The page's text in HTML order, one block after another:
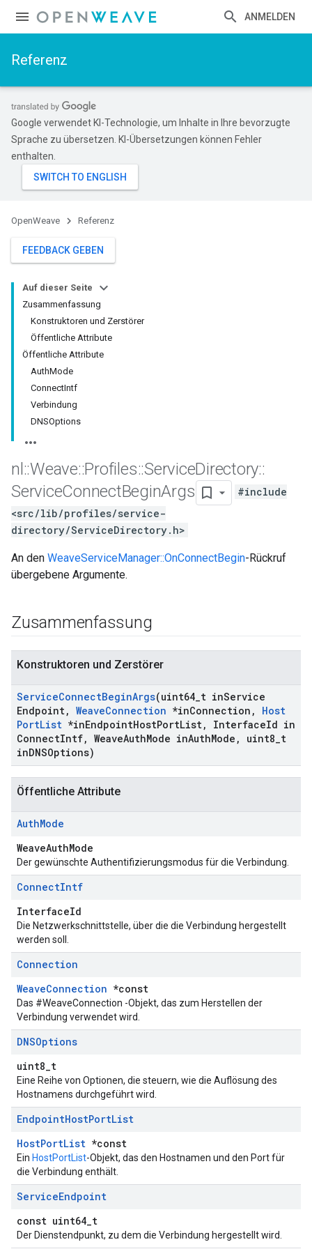
ANMELDEN
Referenz
Google verwendet KI-Technologie, um Inhalte in Ihre bevorzugte
Sprache zu übersetzen. KI-Übersetzungen können Fehler
enthalten.
OpenWeave Referenz
FEEDBACK GEBEN
Auf dieser Seite
Zusammenfassung
Konstruktoren und Zerstörer
Öffentliche Attribute
Öffentliche Attribute
AuthMode
ConnectIntf
Verbindung
DNSOptions
nl ::Weave::Profiles::ServiceDirectory::
ServiceConnectBeginArgs
#include
<src/lib/profiles/service-
directory/ServiceDirectory.h>
An den WeaveServiceManager::OnConnectBegin-Rückruf
übergebene Argumente.
Zusammenfassung
Konstruktoren und Zerstörer
ServiceConnectBeginArgs(uint64 t inService
Endpoint, WeaveConnection *inConnection ,
Host
PortList *inEndpointHostPortList, InterfaceId in
ConnectIntf, WeaveAuthMode inAuthMode , uint8 t
inDNSOptions)
Öffentliche Attribute
AuthMode
WeaveAuthMode
Der gewünschte Authentifizierungsmodus für die Verbindung.
ConnectIntf
InterfaceId
Die Netzwerkschnittstelle, über die die Verbindung hergestellt
werden soll.
Connection
WeaveConnection *const
Das #WeaveConnection -Objekt, das zum Herstellen der
Verbindung verwendet wird.
DNSOptions
uint8_t
Eine Reihe von Optionen, die steuern, wie die Auflösung des
Hostnamens durchgeführt wird.
EndpointHostPortList
HostPortList *const
Ein HostPortList-Objekt, das den Hostnamen und den Port für
die Verbindung enthält.
ServiceEndpoint
const uint64_t
Der Dienstendpunkt, zu dem die Verbindung hergestellt wird.